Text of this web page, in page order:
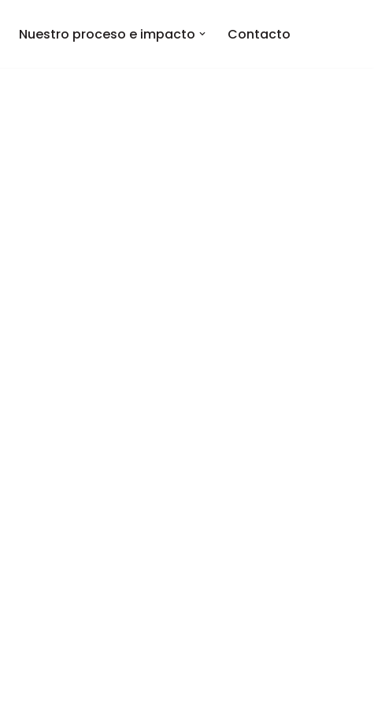
Nuestro proceso e impacto Contacto